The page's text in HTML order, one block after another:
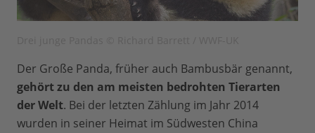
Der Große Panda, früher auch Bambusbär genannt,
gehört zu den am meisten bedrohten Tierarten
der Welt. Bei der letzten Zählung im Jahr 2014
wurden in seiner Heimat im Südwesten China